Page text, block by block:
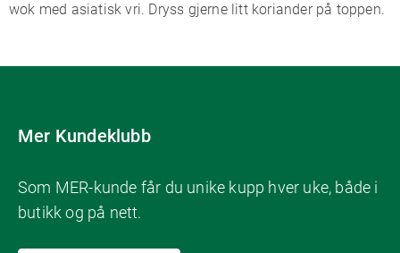
wok med asiatisk vri. Dryss gjerne litt koriander på toppen.
Mer Kundeklubb
Som MER-kunde får du unike kupp hver uke, både i
butikk og på nett.